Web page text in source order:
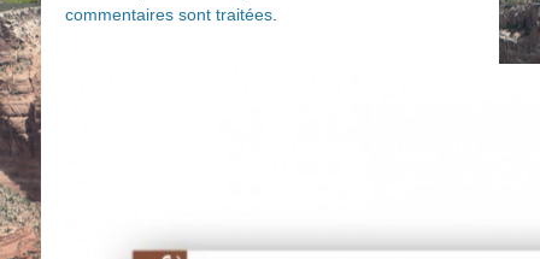
commentaires sont traitées